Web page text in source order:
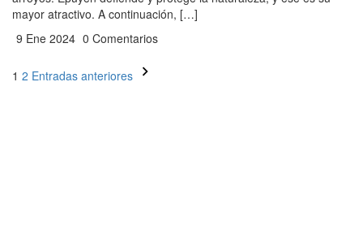
mayor atractivo. A continuación, […]
9 Ene 2024 0 Comentarios
Paginación
1 2 Entradas anteriores